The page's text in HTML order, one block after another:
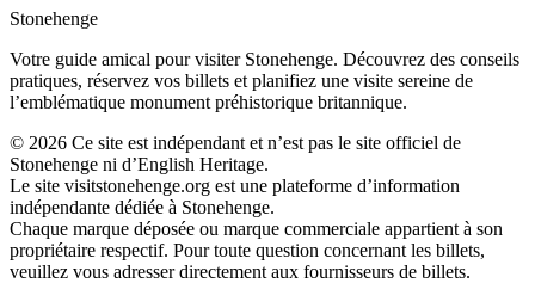
Stonehenge
Votre guide amical pour visiter Stonehenge. Découvrez des conseils
pratiques, réservez vos billets et planifiez une visite sereine de
l’emblématique monument préhistorique britannique.
© 2026 Ce site est indépendant et n’est pas le site officiel de
Stonehenge ni d’English Heritage.
Le site visitstonehenge.org est une plateforme d’information
indépendante dédiée à Stonehenge.
Chaque marque déposée ou marque commerciale appartient à son
propriétaire respectif. Pour toute question concernant les billets,
veuillez vous adresser directement aux fournisseurs de billets.